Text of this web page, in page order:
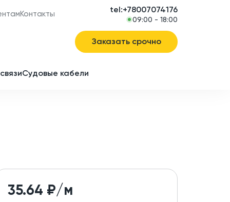
Контакты tel:+78007074176
09:00 - 18:00
Заказать срочно
Судовые кабели
35.64 ₽/м